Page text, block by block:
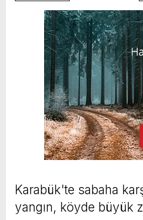
Karabük'te sabaha
yangın, köyde büyük